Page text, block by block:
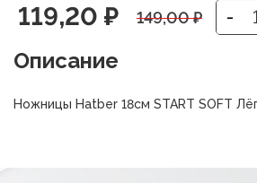
149,00₽
Первоначальная
цена
составляла
119,20 ₽
Текущая
цена:
119,20 ₽.
-
Описание
Ножницы Hatber 18см START SOFT